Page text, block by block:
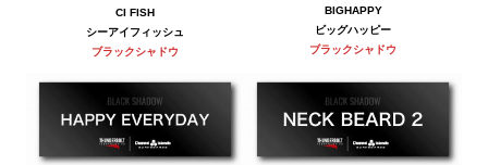
CI FISH
シーアイフィッシュ
ブラックシャドウ
BIGHAPPY
ビッグハッピー
ブラックシャドウ